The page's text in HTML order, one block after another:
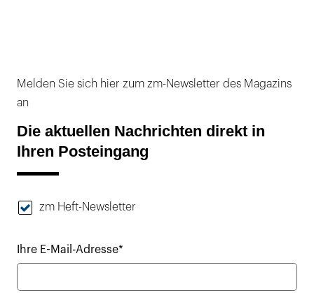
Melden Sie sich hier zum zm-Newsletter des Magazins
an
Die aktuellen Nachrichten direkt in
Ihren Posteingang
zm Heft-Newsletter
Ihre E-Mail-Adresse*